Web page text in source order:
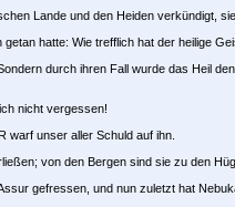
Lande und den Heiden verkündigt,
hatte: Wie trefflich hat der heilige
durch ihren Fall wurde das Heil
nicht vergessen!
warf unser aller Schuld auf ihn.
von den Bergen sind sie zu den
gefressen, und nun zuletzt hat